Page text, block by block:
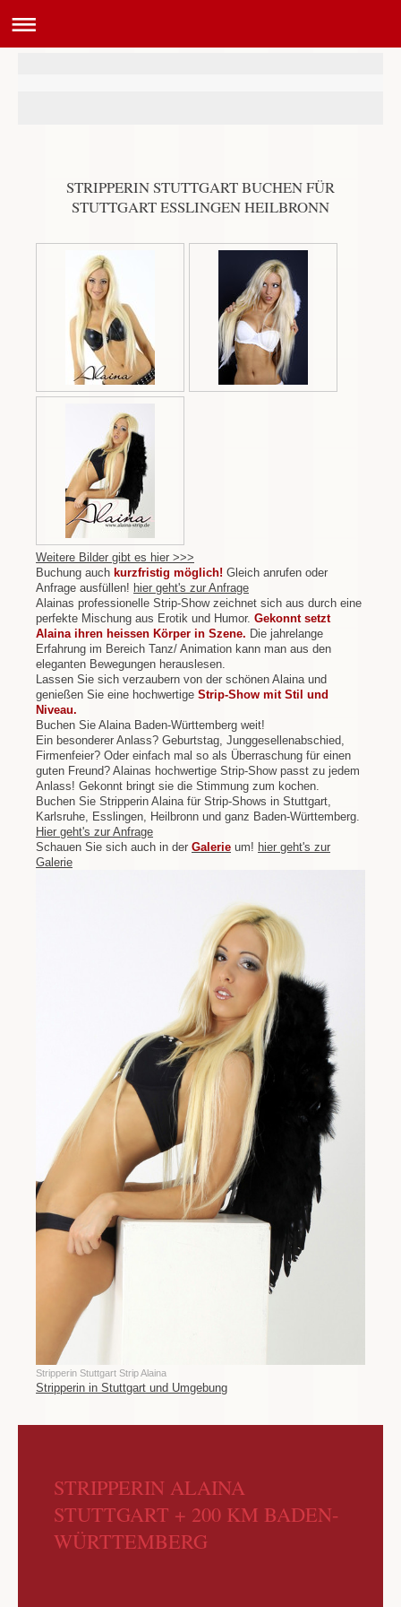
STRIPPERIN STUTTGART BUCHEN FÜR
STUTTGART ESSLINGEN HEILBRONN
Weitere Bilder gibt es hier >>>
Buchung auch kurzfristig möglich! Gleich anrufen oder
Anfrage ausfüllen! hier geht's zur Anfrage
Alainas professionelle Strip-Show zeichnet sich aus durch eine
perfekte Mischung aus Erotik und Humor.Gekonnt setzt
Alaina ihren heissen Körper in Szene. Die jahrelange
Erfahrung im Bereich Tanz/ Animation kann man aus den
eleganten Bewegungen herauslesen.
Lassen Sie sich verzaubern von der schönen Alaina und
genießen Sie eine hochwertigeStrip-Show mit Stil und
Niveau.
Buchen Sie Alaina Baden-Württemberg weit!
Ein besonderer Anlass? Geburtstag, Junggesellenabschied,
Firmenfeier? Oder einfach mal so als Überraschung für einen
guten Freund? Alainas hochwertige Strip-Show passt zu jedem
Anlass! Gekonnt bringt sie die Stimmung zum kochen.
Buchen Sie Stripperin Alaina für Strip-Shows in Stuttgart,
Karlsruhe, Esslingen, Heilbronn und ganz Baden-Württemberg.
Hier geht's zur Anfrage
Schauen Sie sich auch in derGalerie um! hier geht's zur
Galerie
Stripperin Stuttgart Strip Alaina
Stripperin in Stuttgart und Umgebung
STRIPPERIN ALAINA
STUTTGART + 200 KM BADEN-
WÜRTTEMBERG